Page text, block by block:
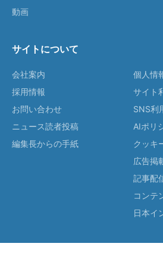
動画
サイトについて
会社案内
採用情報
お問い合わせ
ニュース読者投稿
編集長からの手紙
個人情
サイト
SNS利
AIポリ
クッキ
広告掲
記事配
コンテ
日本イ